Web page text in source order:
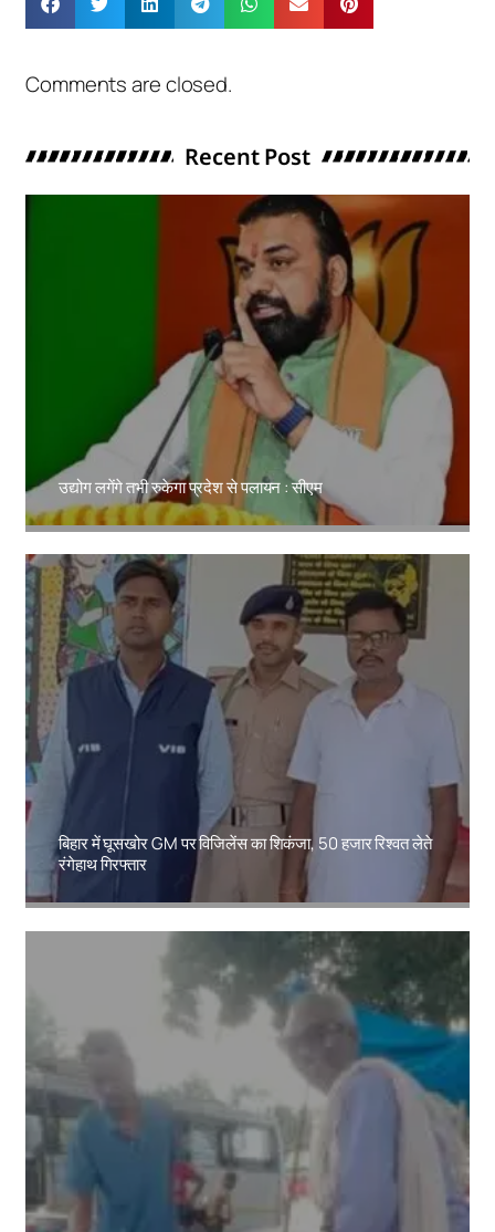
Comments are closed.
Recent Post
उद्योग लगेंगे तभी रुकेगा प्रदेश से पलायन : सीएम
Amit Lekh
बिहार में घूसखोर GM पर विजिलेंस का शिकंजा, 50 हजार रिश्वत लेते
रंगेहाथ गिरफ्तार